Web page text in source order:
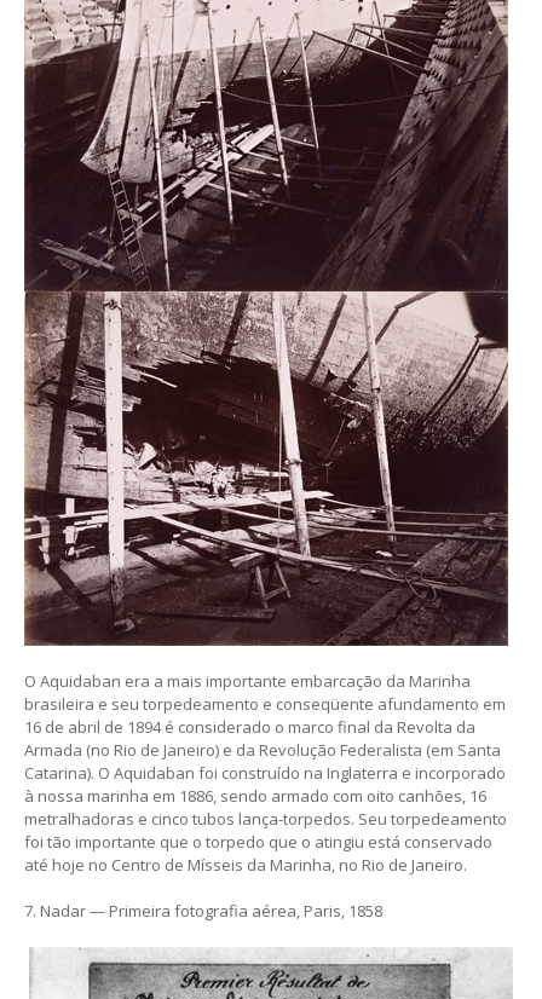
O Aquidaban era a mais importante embarcação da Marinha
brasileira e seu torpedeamento e conseqüente afundamento em
16 de abril de 1894 é considerado o marco final da Revolta da
Armada (no Rio de Janeiro) e da Revolução Federalista (em Santa
Catarina). O Aquidaban foi construído na Inglaterra e incorporado
à nossa marinha em 1886, sendo armado com oito canhões, 16
metralhadoras e cinco tubos lança-torpedos. Seu torpedeamento
foi tão importante que o torpedo que o atingiu está conservado
até hoje no Centro de Mísseis da Marinha, no Rio de Janeiro.
7. Nadar — Primeira fotografia aérea, Paris, 1858